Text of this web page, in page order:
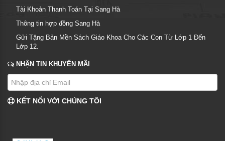
Tài Khoản Thanh Toán Tại Sang Hà
Thông tin hợp đồng Sang Hà
Gửi Tặng Bản Mền Sách Giáo Khoa Cho Các Con Từ Lớp 1 Đến
Lớp 12.
NHẬN TIN KHUYẾN MÃI
KẾT NỐI VỚI CHÚNG TÔI